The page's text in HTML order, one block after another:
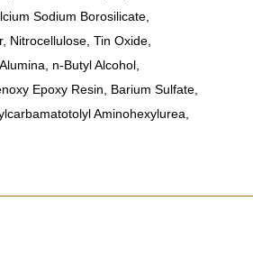
Sodium Borosilicate,
Nitrocellulose, Tin Oxide,
n-Butyl Alcohol,
Epoxy Resin, Barium Sulfate,
Aminohexylurea,